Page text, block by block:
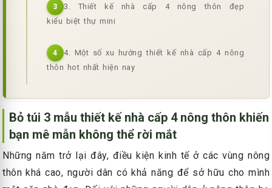
3
3. Thiết kế nhà cấp 4 nông thôn đẹp
kiểu biệt thự mini
4
4. Một số xu hướng thiết kế nhà cấp 4 nông
thôn hot nhất hiện nay
Bỏ túi 3 mẫu thiết kế nhà cấp 4 nông thôn khiến
bạn mê mẫn không thể rời mắt
Những năm trở lại đây, điều kiện kinh tế ở các vùng nông
thôn khá cao, người dân có khả năng để sở hữu cho mình